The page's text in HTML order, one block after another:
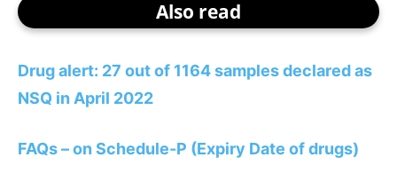
Also read
Drug alert: 27 out of 1164 samples declared as
NSQ in April 2022
FAQs – on Schedule-P (Expiry Date of drugs)